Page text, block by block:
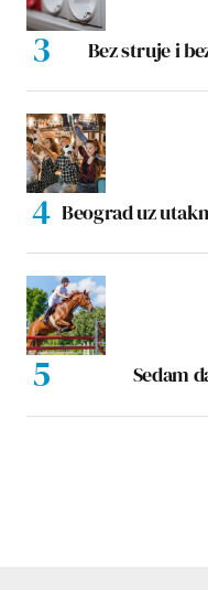
Bez struje i
Beograd uz
Sedam